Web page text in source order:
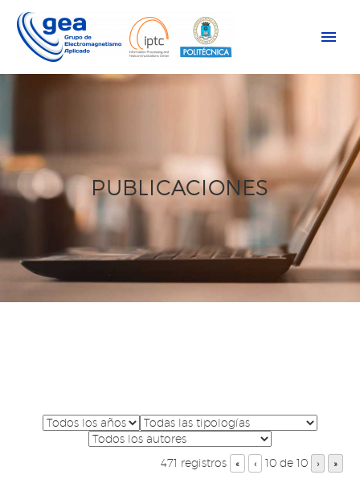
PUBLICACIONES
471 registros « ‹ 10 de 10 › »